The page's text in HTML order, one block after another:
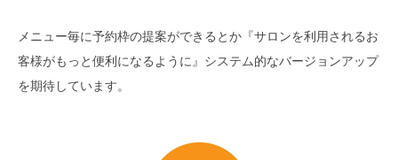
メニュー毎に予約枠の提案ができるとか『サロンを利用されるお
客様がもっと便利になるように』システム的なバージョンアップ
を期待しています。